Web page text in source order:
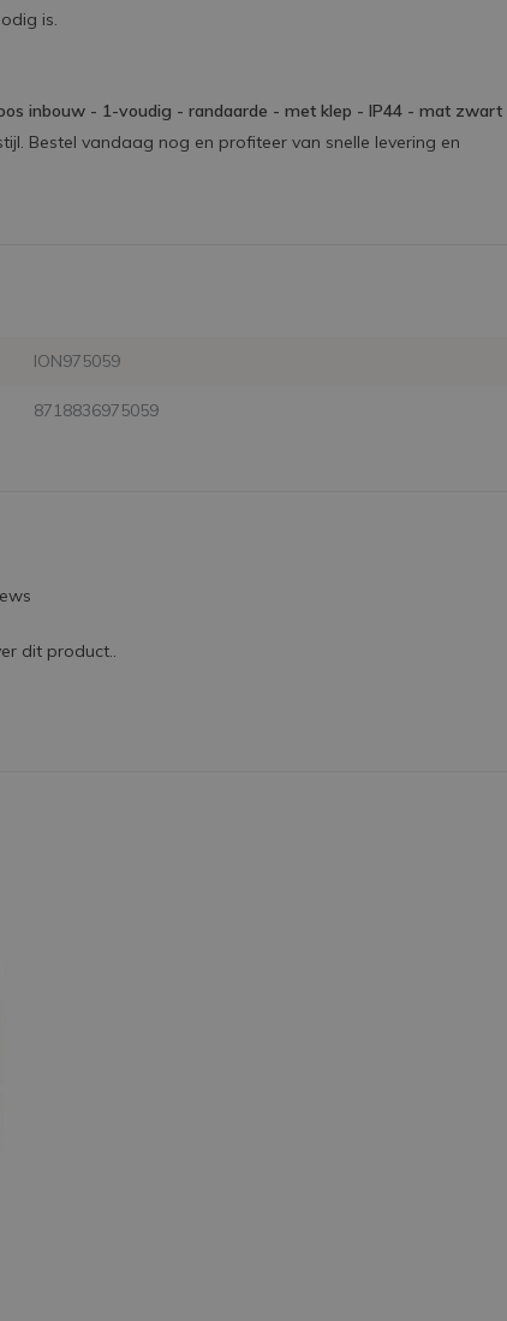
is.
inbouw - 1-voudig - randaarde - met klep - IP44 - mat zwart
Bestel vandaag nog en profiteer van snelle levering en
ION975059
8718836975059
dit product..